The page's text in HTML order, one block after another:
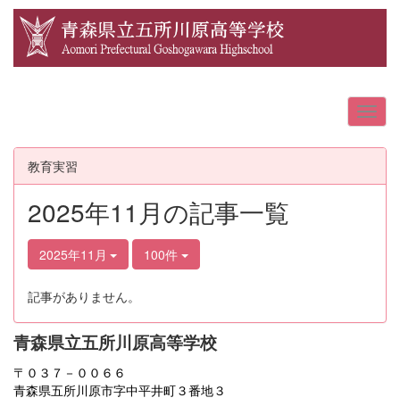
教育実習
2025年11月の記事一覧
2025年11月 100件
記事がありません。
青森県立五所川原高等学校
〒０３７－００６６
青森県五所川原市字中平井町３番地３